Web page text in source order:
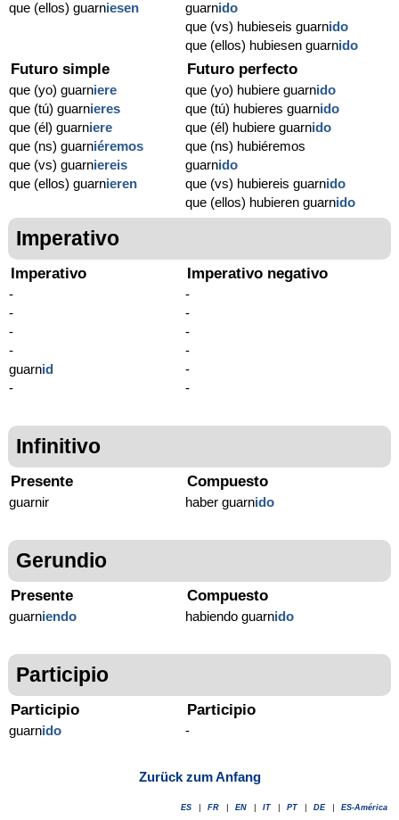
que (ellos) guarniesen guarnido
que (vs) hubieseis guarnido
que (ellos) hubiesen guarnido
Futuro simple
que (yo) guarniere
que (tú) guarnieres
que (él) guarniere
que (ns) guarniéremos
que (vs) guarniereis
que (ellos) guarnieren
Futuro perfecto
que (yo) hubiere guarnido
que (tú) hubieres guarnido
que (él) hubiere guarnido
que (ns) hubiéremos
guarnido
que (vs) hubiereis guarnido
que (ellos) hubieren guarnido
Imperativo
Imperativo
-
-
-
-
guarnid
-
Imperativo negativo
-
-
-
-
-
-
Infinitivo
Presente
guarnir
Compuesto
haber guarnido
Gerundio
Presente
guarniendo
Compuesto
habiendo guarnido
Participio
Participio
guarnido
Participio
-
Zurück zum Anfang
ES FR EN IT PT DE ES-América